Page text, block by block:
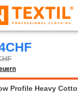
in der App!
Profile Heavy